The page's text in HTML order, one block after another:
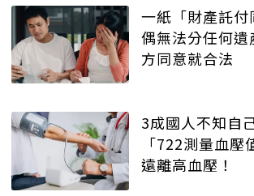
一紙「財產託付
偶無法分任何遺
方同意就合法
3成國人不知自
「722測量血壓
遠離高血壓！